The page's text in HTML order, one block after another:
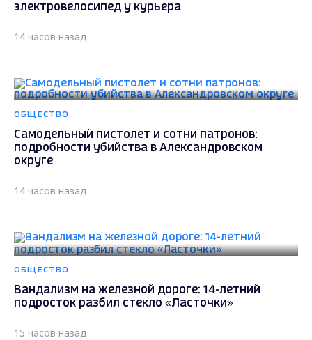
электровелосипед у курьера
14 часов назад
ОБЩЕСТВО
Самодельный пистолет и сотни патронов:
подробности убийства в Александровском
округе
14 часов назад
ОБЩЕСТВО
Вандализм на железной дороге: 14-летний
подросток разбил стекло «Ласточки»
15 часов назад